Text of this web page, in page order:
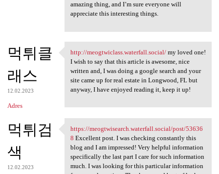
amazing thing, and I’m sure everyone will
appreciate this interesting things.
먹튀클
래스
12.02.2023
Adres
http://meogtwiclass.waterfall
http://meogtwiclass.waterfall.social/my loved one!
I wish to say that this article is awesome, nice
written and, I was doing a google search and your
site came up for real estate in Longwood, FL but
anyway, I have enjoyed reading it, keep it up!
먹튀검
색
12.02.2023
https://meogtwisearch
https://meogtwisearch.waterfall.social/post/53636
8 Excellent post. I was checking constantly this
blog and I am impressed! Very helpful information
specifically the last part I care for such information
much. I was looking for this particular information